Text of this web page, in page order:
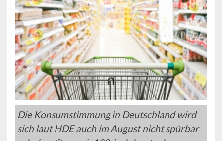
Die Konsumstimmung in Deutschland wird
sich laut HDE auch im August nicht spürbar